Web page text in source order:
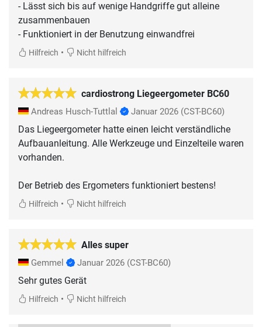
- Lässt sich bis auf wenige Handgriffe gut alleine
zusammenbauen
- Funktioniert in der Benutzung einwandfrei
Hilfreich • Nicht hilfreich
cardiostrong Liegeergometer BC60
Andreas Husch-Tuttlal Januar 2026 (CST-BC60)
Das Liegeergometer hatte einen leicht verständliche
Aufbauanleitung. Alle Werkzeuge und Einzelteile waren
vorhanden.
Der Betrieb des Ergometers funktioniert bestens!
Hilfreich • Nicht hilfreich
Alles super
Gemmel Januar 2026 (CST-BC60)
Sehr gutes Gerät
Hilfreich • Nicht hilfreich